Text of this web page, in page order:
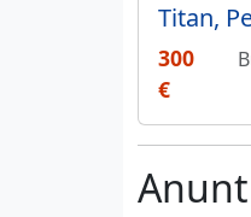
Titan,
300
€